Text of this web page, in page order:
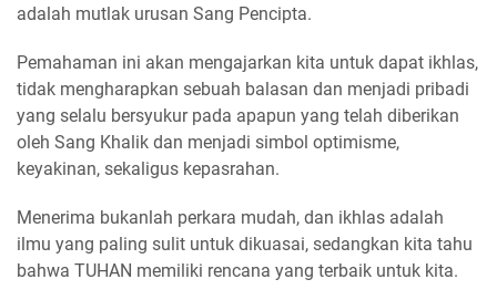
adalah mutlak urusan Sang Pencipta.
Pemahaman ini akan mengajarkan kita untuk dapat ikhlas,
tidak mengharapkan sebuah balasan dan menjadi pribadi
yang selalu bersyukur pada apapun yang telah diberikan
oleh Sang Khalik dan menjadi simbol optimisme,
keyakinan, sekaligus kepasrahan.
Menerima bukanlah perkara mudah, dan ikhlas adalah
ilmu yang paling sulit untuk dikuasai, sedangkan kita tahu
bahwa TUHAN memiliki rencana yang terbaik untuk kita.